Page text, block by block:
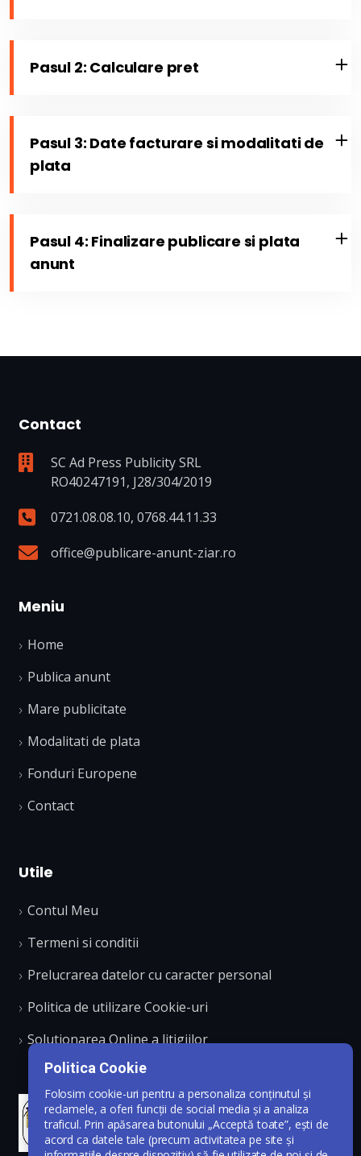
Pasul 2: Calculare pret
Pasul 3: Date facturare si modalitati de
plata
Pasul 4: Finalizare publicare si plata
anunt
Contact
SC Ad Press Publicity SRL
RO40247191, J28/304/2019
0721.08.08.10, 0768.44.11.33
office@publicare-anunt-ziar.ro
Meniu
Home
Publica anunt
Mare publicitate
Modalitati de plata
Fonduri Europene
Contact
Utile
Contul Meu
Termeni si conditii
Prelucrarea datelor cu caracter personal
Politica de utilizare Cookie-uri
Solutionarea Online a litigiilor
Politica Cookie
Folosim cookie-uri pentru a personaliza conținutul și
reclamele, a oferi funcții de social media și a analiza
traficul. Prin apăsarea butonului „Acceptă toate”, ești de
acord ca datele tale (precum activitatea pe site și